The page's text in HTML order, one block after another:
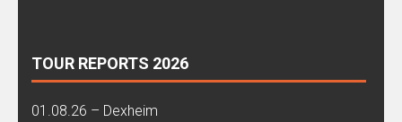
TOUR REPORTS 2026
01.08.26 – Dexheim